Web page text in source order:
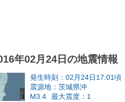
年02月24日の地震情報
発生時刻：02月24日17:01頃
震源地：茨城県沖
M3.4
最大震度：1